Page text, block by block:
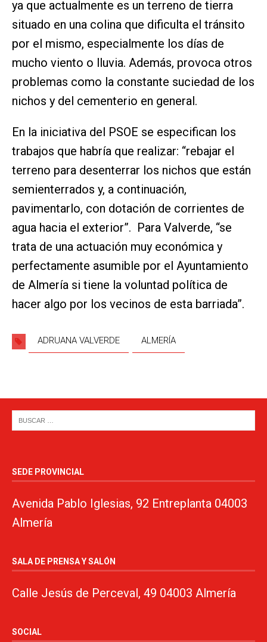
ya que actualmente es un terreno de tierra
situado en una colina que dificulta el tránsito
por el mismo, especialmente los días de
mucho viento o lluvia. Además, provoca otros
problemas como la constante suciedad de los
nichos y del cementerio en general.
En la iniciativa del PSOE se especifican los
trabajos que habría que realizar: “rebajar el
terreno para desenterrar los nichos que están
semienterrados y, a continuación,
pavimentarlo, con dotación de corrientes de
agua hacia el exterior”. Para Valverde, “se
trata de una actuación muy económica y
perfectamente asumible por el Ayuntamiento
de Almería si tiene la voluntad política de
hacer algo por los vecinos de esta barriada”.
ADRUANA VALVERDE ALMERÍA
SEDE PROVINCIAL
Avenida Pablo Iglesias, 92 Entreplanta 04003
Almería
SALA DE PRENSA Y SALÓN
Calle Jesús de Perceval, 49 04003 Almería
SOCIAL